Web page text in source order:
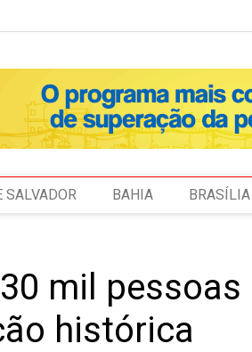
SALVADOR BAHIA BRASÍLIA
mil pessoas
histórica